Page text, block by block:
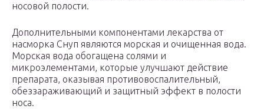
носовой полости.
Дополнительными компонентами лекарства от
насморка Снуп являются морская и очищенная вода.
Морская вода обогащена солями и
микроэлементами, которые улучшают действие
препарата, оказывая противовоспалительный,
обеззараживающий и защитный эффект в полости
носа.